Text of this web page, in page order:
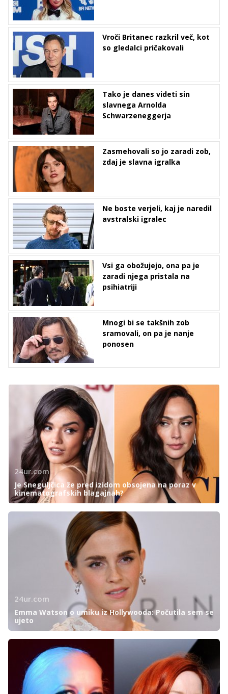
Vroči Britanec razkril več, kot
so gledalci pričakovali
Tako je danes videti sin
slavnega Arnolda
Schwarzeneggerja
Zasmehovali so jo zaradi zob,
zdaj je slavna igralka
Ne boste verjeli, kaj je naredil
avstralski igralec
Vsi ga obožujejo, ona pa je
zaradi njega pristala na
psihiatriji
Mnogi bi se takšnih zob
sramovali, on pa je nanje
ponosen
24ur.com
Je Sneguljčica že pred izidom obsojena na poraz v
kinematografskih blagajnah?
24ur.com
Emma Watson o umiku iz Hollywooda: Počutila sem se
ujeto